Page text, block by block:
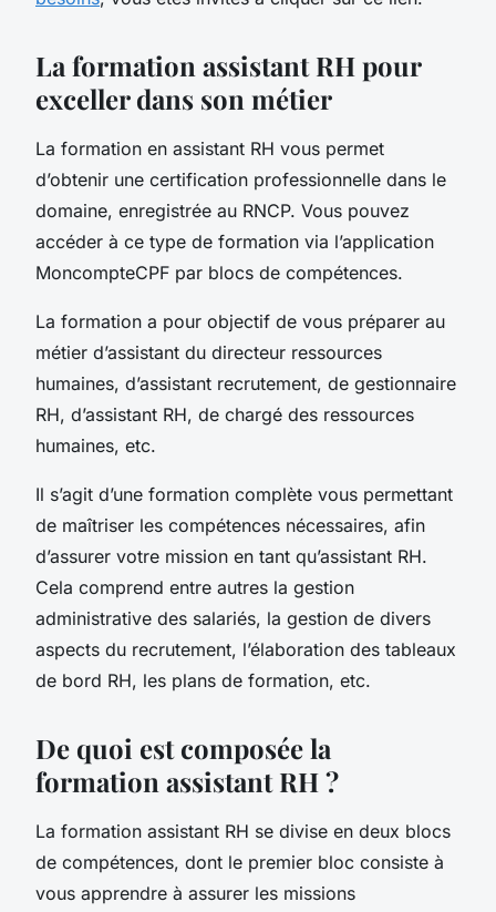
La formation assistant RH pour
exceller dans son métier
La formation en assistant RH vous permet
d’obtenir une certification professionnelle dans le
domaine, enregistrée au RNCP. Vous pouvez
accéder à ce type de formation via l’application
MoncompteCPF par blocs de compétences.
La formation a pour objectif de vous préparer au
métier d’assistant du directeur ressources
humaines, d’assistant recrutement, de gestionnaire
RH, d’assistant RH, de chargé des ressources
humaines, etc.
Il s’agit d’une formation complète vous permettant
de maîtriser les compétences nécessaires, afin
d’assurer votre mission en tant qu’assistant RH.
Cela comprend entre autres la gestion
administrative des salariés, la gestion de divers
aspects du recrutement, l’élaboration des tableaux
de bord RH, les plans de formation, etc.
De quoi est composée la
formation assistant RH ?
La formation assistant RH se divise en deux blocs
de compétences, dont le premier bloc consiste à
vous apprendre à assurer les missions